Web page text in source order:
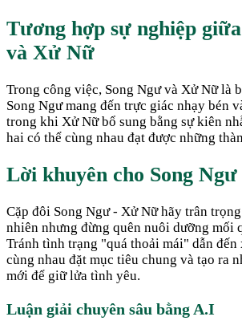
Tương hợp sự nghiệp giữa
và Xử Nữ
Trong công việc, Song Ngư và Xử Nữ là
Song Ngư mang đến trực giác nhạy bén
trong khi Xử Nữ bổ sung bằng sự kiên
hai có thể cùng nhau đạt được những
Lời khuyên cho Song Ngư
Cặp đôi Song Ngư - Xử Nữ hãy trân
nhiên nhưng đừng quên nuôi dưỡng mối
Tránh tình trạng "quá thoải mái" dẫn đến
cùng nhau đặt mục tiêu chung và tạo ra
mới để giữ lửa tình yêu.
Luận giải chuyên sâu bằng A.I